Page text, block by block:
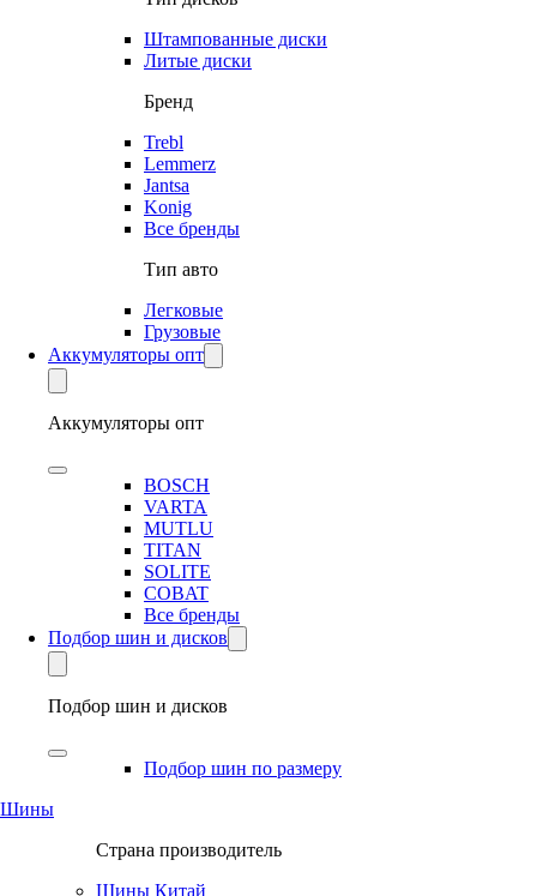
Штампованные диски
Литые диски
Бренд
Trebl
Lemmerz
Jantsa
Konig
Все бренды
Тип авто
Легковые
Грузовые
Аккумуляторы опт
Аккумуляторы опт
BOSCH
VARTA
MUTLU
TITAN
SOLITE
COBAT
Все бренды
Подбор шин и дисков
Подбор шин и дисков
Подбор шин по размеру
Шины
Страна производитель
Шины Китай